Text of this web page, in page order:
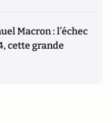
Macron : l’échec
cette grande